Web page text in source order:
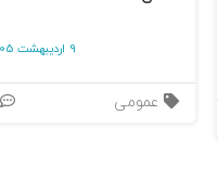
9 اردیبهشت 1405
عمومی